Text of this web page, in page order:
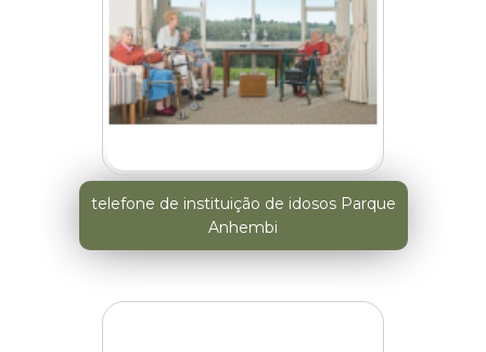
telefone de instituição de idosos Parque
Anhembi